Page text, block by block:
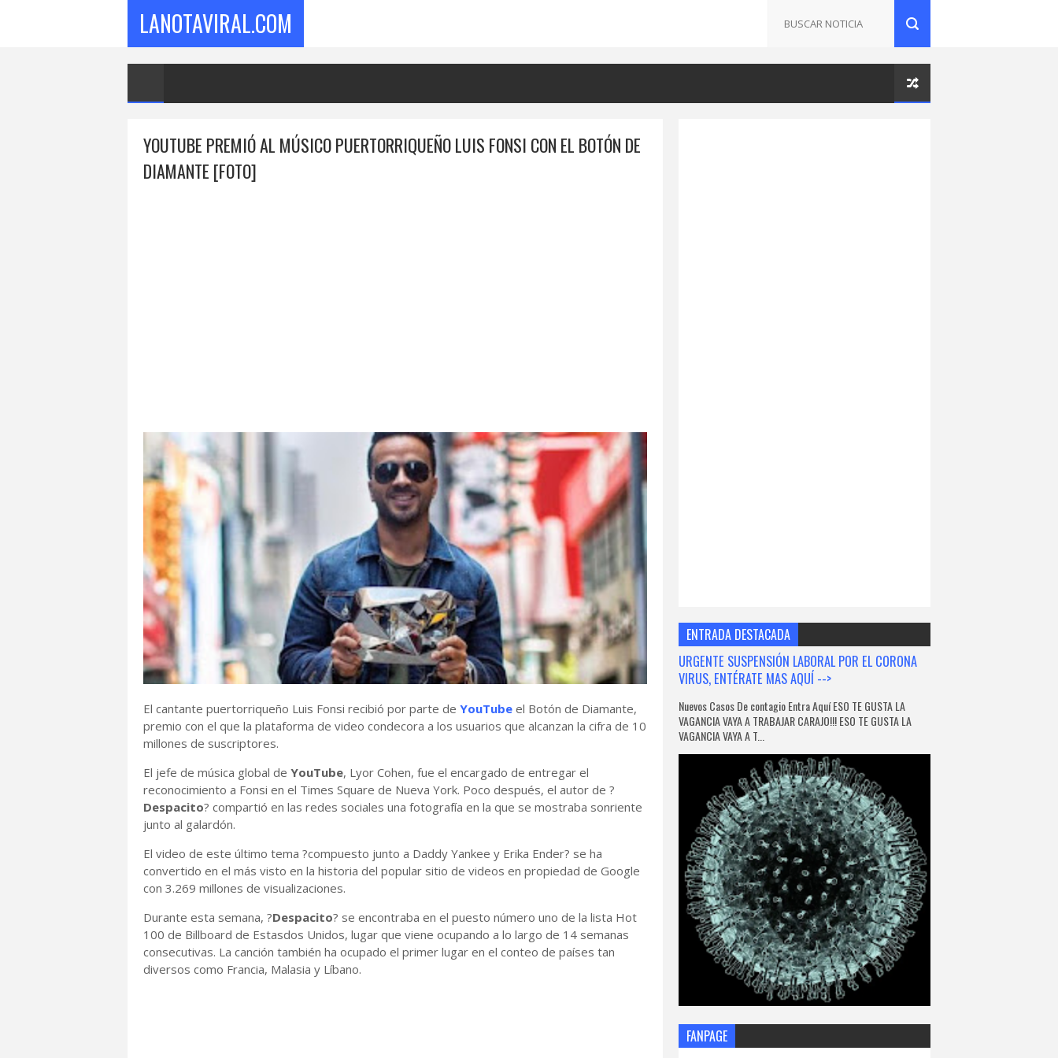
LANOTAVIRAL.COM
YOUTUBE PREMIÓ AL MÚSICO PUERTORRIQUEÑO LUIS FONSI CON EL BOTÓN DE
DIAMANTE [FOTO]
El cantante puertorriqueño Luis Fonsi recibió por parte de YouTube el Botón de Diamante,
premio con el que la plataforma de video condecora a los usuarios que alcanzan la cifra de 10
millones de suscriptores.
El jefe de música global de YouTube, Lyor Cohen, fue el encargado de entregar el
reconocimiento a Fonsi en el Times Square de Nueva York. Poco después, el autor de ?
Despacito? compartió en las redes sociales una fotografía en la que se mostraba sonriente
junto al galardón.
El video de este último tema ?compuesto junto a Daddy Yankee y Erika Ender? se ha
convertido en el más visto en la historia del popular sitio de videos en propiedad de Google
con 3.269 millones de visualizaciones.
Durante esta semana, ?Despacito? se encontraba en el puesto número uno de la lista Hot
100 de Billboard de Estasdos Unidos, lugar que viene ocupando a lo largo de 14 semanas
consecutivas. La canción también ha ocupado el primer lugar en el conteo de países tan
diversos como Francia, Malasia y Líbano.
ENTRADA DESTACADA
URGENTE SUSPENSIÓN LABORAL POR EL CORONA
VIRUS, ENTÉRATE MAS AQUÍ -->
Nuevos Casos De contagio Entra Aquí ESO TE GUSTA LA
VAGANCIA VAYA A TRABAJAR CARAJO!!! ESO TE GUSTA LA
VAGANCIA VAYA A T...
FANPAGE